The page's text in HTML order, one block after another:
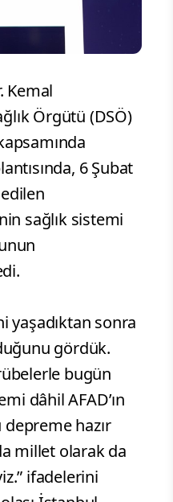
Kemal
Örgütü (DSÖ)
6 Şubat
sağlık sistemi
yaşadıktan sonra
gördük.
bugün
dâhil AFAD’ın
hazır
millet olarak da
ifadelerini